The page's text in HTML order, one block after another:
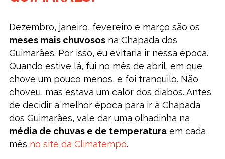
Dezembro, janeiro, fevereiro e março são os
meses mais chuvososna Chapada dos
Guimarães. Por isso, eu evitaria ir nessa época.
Quando estive lá, fui no mês de abril, em que
chove um pouco menos, e foi tranquilo. Não
choveu, mas estava um calor dos diabos. Antes
de decidir a melhor época para ir à Chapada
dos Guimarães, vale dar uma olhadinha na
média de chuvas e de temperaturaem cada
mês no site da Climatempo.